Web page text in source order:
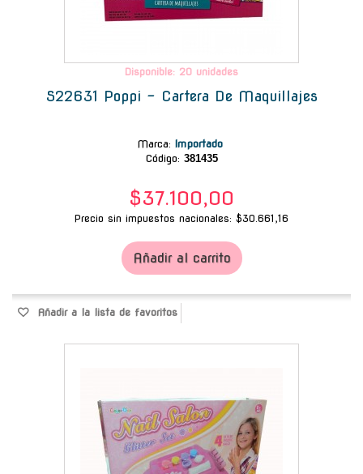
Disponible: 20 unidades
S22631 Poppi - Cartera De Maquillajes
Marca: Importado
Código: 381435
$37.100,00
Precio sin impuestos nacionales: $30.661,16
Añadir al carrito
Añadir a la lista de favoritos